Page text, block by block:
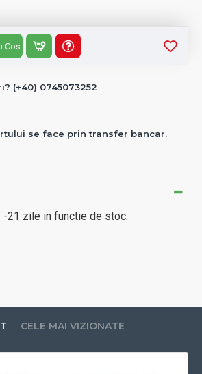
-21 zile in functie de stoc.
(+40) 0745073252
se face prin transfer bancar.
Coș
CELE MAI VIZIONATE